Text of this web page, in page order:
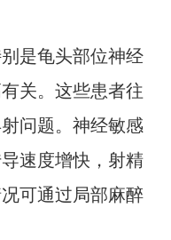
是龟头部位神经
关。这些患者往
问题。神经敏感
速度增快，射精
可通过局部麻醉